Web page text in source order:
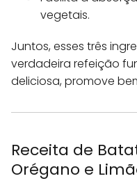
vegetais.
Juntos, esses três
verdadeira refeição
deliciosa, promove
Receita de
Orégano e